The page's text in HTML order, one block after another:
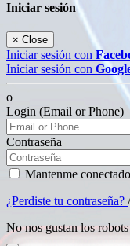
Iniciar sesión
× Close
Iniciar sesión con
Iniciar sesión con
o
Login (Email or Phone)
Contraseña
Mantenme conectado
¿Perdiste tu contraseña?
No nos gustan los